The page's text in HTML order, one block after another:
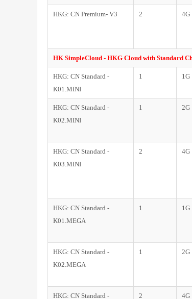
HKG: CN Premium- V3 2 4G
HK SimpleCloud - HKG Cloud with Standard
HKG: CN Standard -
K01.MINI
1 1G
HKG: CN Standard -
K02.MINI
1 2G
HKG: CN Standard -
K03.MINI
2 4G
HKG: CN Standard -
K01.MEGA
1 1G
HKG: CN Standard -
K02.MEGA
1 2G
HKG: CN Standard - 2 4G